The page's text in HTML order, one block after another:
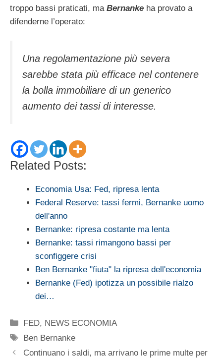
troppo bassi praticati, ma Bernanke ha provato a
difenderne l’operato:
Una regolamentazione più severa
sarebbe stata più efficace nel contenere
la bolla immobiliare di un generico
aumento dei tassi di interesse.
Related Posts:
Economia Usa: Fed, ripresa lenta
Federal Reserve: tassi fermi, Bernanke uomo
dell'anno
Bernanke: ripresa costante ma lenta
Bernanke: tassi rimangono bassi per
sconfiggere crisi
Ben Bernanke "fiuta" la ripresa dell'economia
Bernanke (Fed) ipotizza un possibile rialzo
dei…
Categorie
FED, NEWS ECONOMIA
Tag
Ben Bernanke
Continuano i saldi, ma arrivano le prime multe per